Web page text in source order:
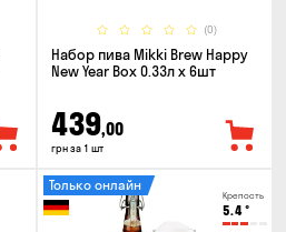
(0)
Набор пива Mikki Brew Happy
New Year Box 0.33л x 6шт
439,00
грн за 1 шт
Крепость
5.4°
Только онлайн